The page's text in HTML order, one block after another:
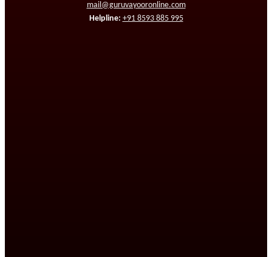
mail@guruvayooronline.com
Helpline: +91 8593 885 995